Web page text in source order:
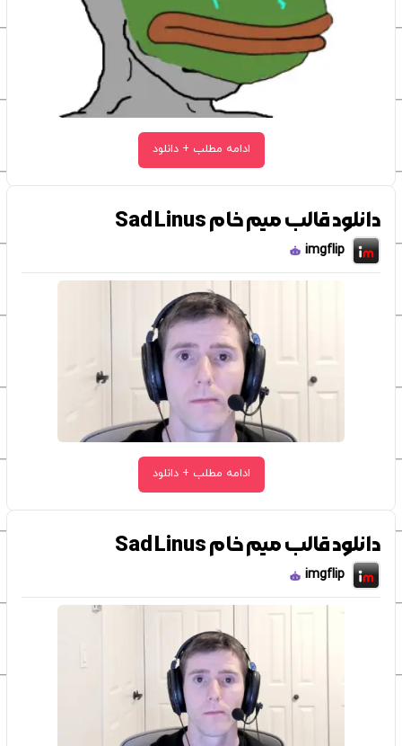
ادامه مطلب + دانلود
دانلود قالب میم خام Sad Linus
imgflip
ادامه مطلب + دانلود
دانلود قالب میم خام Sad Linus
imgflip